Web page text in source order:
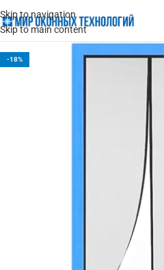
Skip to navigation
Skip to main content
-18%